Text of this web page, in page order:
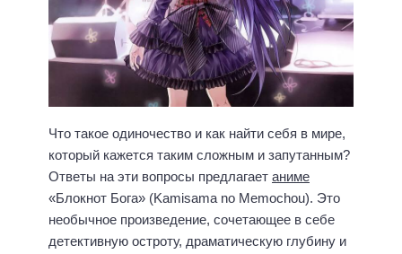
Что такое одиночество и как найти себя в мире,
который кажется таким сложным и запутанным?
Ответы на эти вопросы предлагает аниме
«Блокнот Бога» (Kamisama no Memochou). Это
необычное произведение, сочетающее в себе
детективную остроту, драматическую глубину и